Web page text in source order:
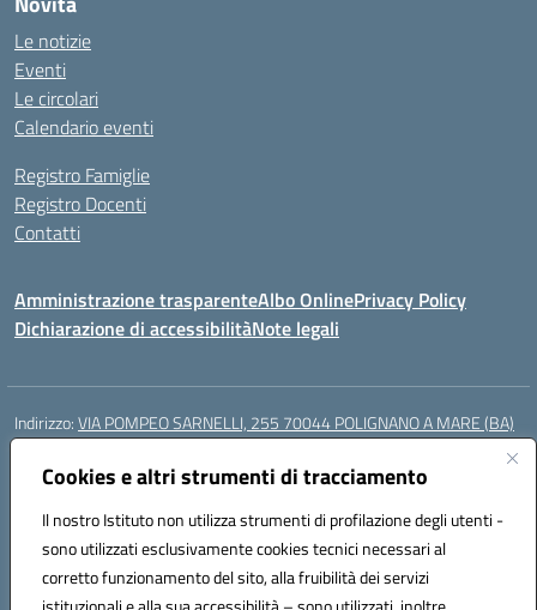
Cookies e altri strumenti di tracciamento
Il nostro Istituto non utilizza strumenti di profilazione degli utenti -
sono utilizzati esclusivamente cookies tecnici necessari al
corretto funzionamento del sito, alla fruibilità dei servizi
Le notizie
Eventi
Le circolari
Calendario eventi
Registro Famiglie
Registro Docenti
Contatti
Amministrazione trasparenteAlbo OnlinePrivacy Policy
Dichiarazione di accessibilitàNote legali
Indirizzo:VIA POMPEO SARNELLI, 255 70044 POLIGNANO A MARE (BA)
Centralino:
Posta elettronica certificata (PEC):BAIC87200N@pec.istruzione.it
Codice fiscale: 93423350722
Codice meccanografico:BAIC87200N
Codice Indice delle Pubbliche Amministrazioni (IPA): istsc_BAIC87200N
Codice unico di fatturazione (CUF): UF9AKD